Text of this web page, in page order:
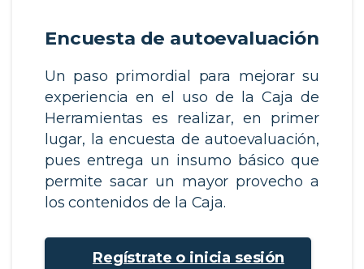
Encuesta de autoevaluación
Un paso primordial para mejorar su
experiencia en el uso de la Caja de
Herramientas es realizar, en primer
lugar, la encuesta de autoevaluación,
pues entrega un insumo básico que
permite sacar un mayor provecho a
los contenidos de la Caja.​
Regístrate o inicia sesión